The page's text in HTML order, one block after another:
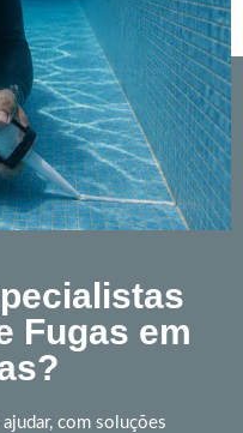
Fugas em
com soluções